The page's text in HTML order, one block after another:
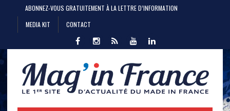
ABONNEZ-VOUS GRATUITEMENT À LA LETTRE D’INFORMATION
MEDIA KIT
CONTACT